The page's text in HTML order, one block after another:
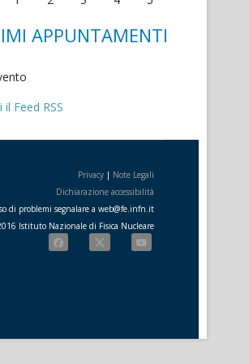
APPUNTAMENTI
Feed RSS
Privacy | Note Legali
Dichiarazione accessibilità
di problemi segnalare a web@fe.infn.it
Istituto Nazionale di Fisica Nucleare